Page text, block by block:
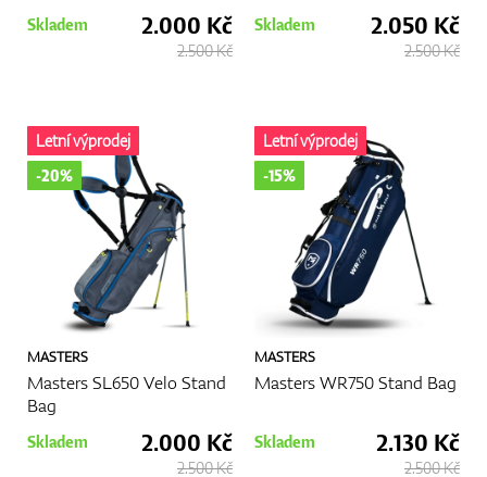
Skladem 2.000 Kč
2.500 Kč
Skladem 2.050 Kč
2.500 Kč
MASTERS
Masters SL650 Velo Stand
Bag
Letní výprodej
-20%
Skladem 2.000 Kč
2.500 Kč
MASTERS
Masters WR750 Stand Bag
Letní výprodej
-15%
Skladem 2.130 Kč
2.500 Kč